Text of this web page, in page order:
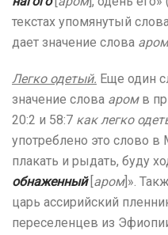
текстах упомянутый
дает значение слова аром
Легко одетый. Еще один
значение слова аромв
20:2 и 58:7 как легко
употреблено это слово в
плакать и рыдать, буду
обнаженный[аром]».
царь ассирийский
переселенцев из